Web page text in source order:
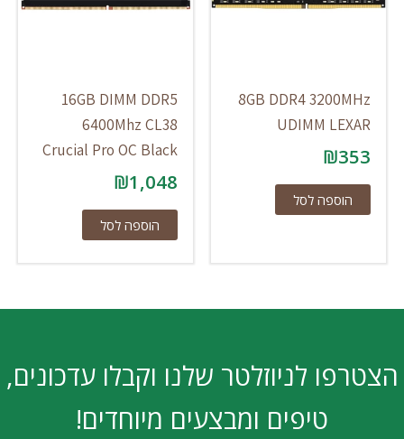
8GB DDR4 3200MHz
UDIMM LEXAR
₪353
הוספה לסל
16GB DIMM DDR5
6400Mhz CL38
Crucial Pro OC Black
₪1,048
הוספה לסל
הצטרפו לניוזלטר שלנו וקבלו עדכונים,
טיפים ומבצעים מיוחדים!